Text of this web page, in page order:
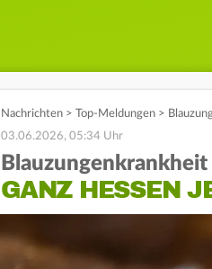
Nachrichten > Top-Meldungen >
03.06.2026, 05:34 Uhr
GANZ HESSEN